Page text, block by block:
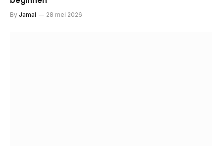
By Jamal 28 mei 2026